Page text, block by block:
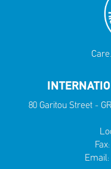
80 Garitou Street -
Email: